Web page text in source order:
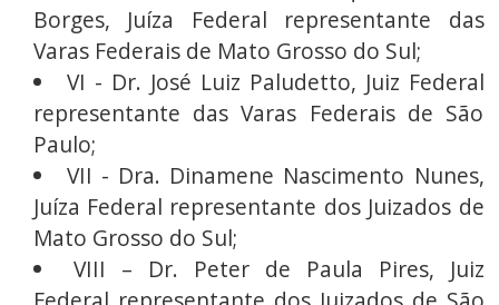
Borges, Juíza Federal representante das
Varas Federais de Mato Grosso do Sul;
VI - Dr. José Luiz Paludetto, Juiz Federal
representante das Varas Federais de São
Paulo;
VII - Dra. Dinamene Nascimento Nunes,
Juíza Federal representante dos Juizados de
Mato Grosso do Sul;
VIII – Dr. Peter de Paula Pires, Juiz